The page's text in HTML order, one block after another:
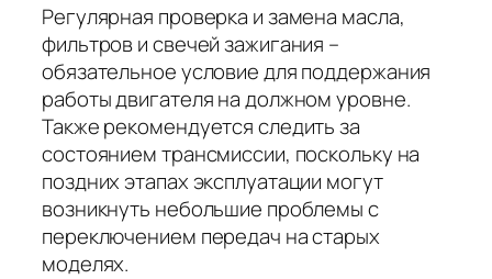
Регулярная проверка и замена масла,
фильтров и свечей зажигания –
обязательное условие для поддержания
работы двигателя на должном уровне.
Также рекомендуется следить за
состоянием трансмиссии, поскольку на
поздних этапах эксплуатации могут
возникнуть небольшие проблемы с
переключением передач на старых
моделях.